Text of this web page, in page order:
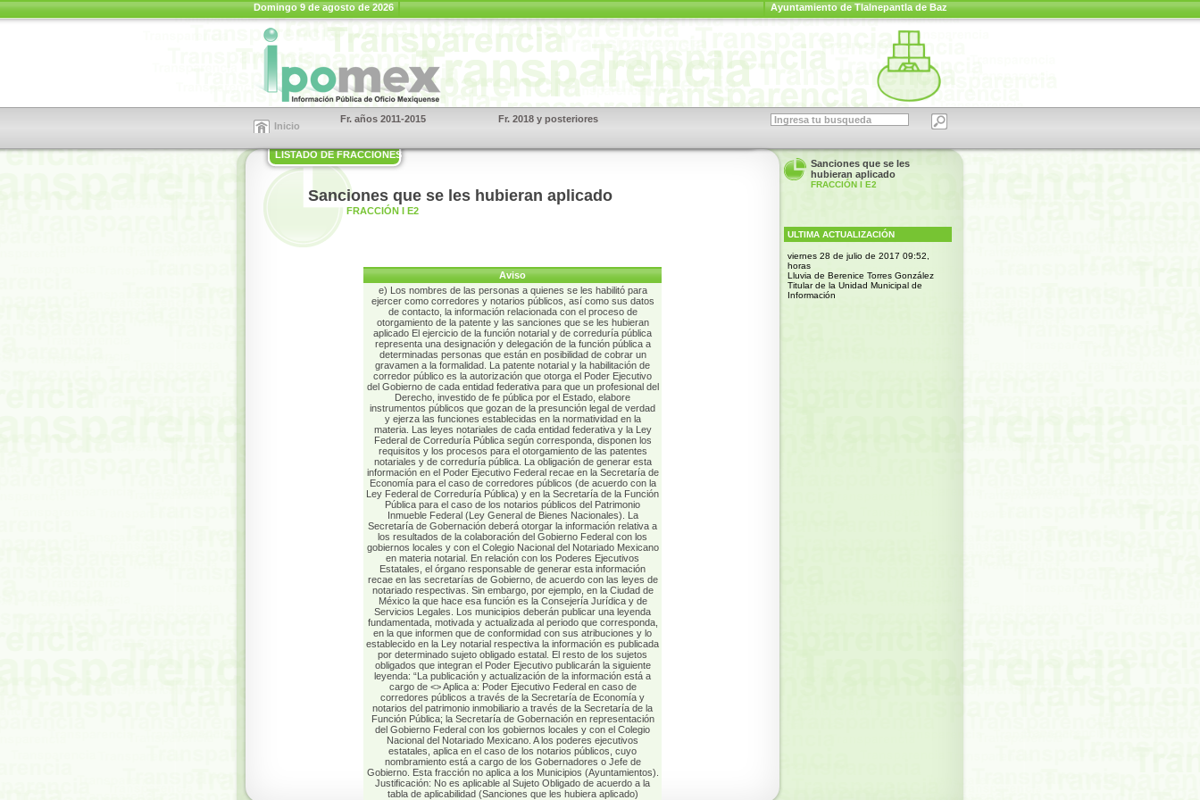
Ayuntamiento de Tlalnepantla de Baz
Domingo 9 de agosto de 2026
Inicio
Fr. años 2011-2015 Fr. 2018 y posteriores
LISTADO DE FRACCIONES
Sanciones que se les hubieran aplicado
FRACCIÓN I E2
Aviso
e) Los nombres de las personas a quienes se les habilitó para
ejercer como corredores y notarios públicos, así como sus datos
de contacto, la información relacionada con el proceso de
otorgamiento de la patente y las sanciones que se les hubieran
aplicado El ejercicio de la función notarial y de correduría pública
representa una designación y delegación de la función pública a
determinadas personas que están en posibilidad de cobrar un
gravamen a la formalidad. La patente notarial y la habilitación de
corredor público es la autorización que otorga el Poder Ejecutivo
del Gobierno de cada entidad federativa para que un profesional del
Derecho, investido de fe pública por el Estado, elabore
instrumentos públicos que gozan de la presunción legal de verdad
y ejerza las funciones establecidas en la normatividad en la
materia. Las leyes notariales de cada entidad federativa y la Ley
Federal de Correduría Pública según corresponda, disponen los
requisitos y los procesos para el otorgamiento de las patentes
notariales y de correduría pública. La obligación de generar esta
información en el Poder Ejecutivo Federal recae en la Secretaría de
Economía para el caso de corredores públicos (de acuerdo con la
Ley Federal de Correduría Pública) y en la Secretaría de la Función
Pública para el caso de los notarios públicos del Patrimonio
Inmueble Federal (Ley General de Bienes Nacionales). La
Secretaría de Gobernación deberá otorgar la información relativa a
los resultados de la colaboración del Gobierno Federal con los
gobiernos locales y con el Colegio Nacional del Notariado Mexicano
en materia notarial. En relación con los Poderes Ejecutivos
Estatales, el órgano responsable de generar esta información
recae en las secretarías de Gobierno, de acuerdo con las leyes de
notariado respectivas. Sin embargo, por ejemplo, en la Ciudad de
México la que hace esa función es la Consejería Jurídica y de
Servicios Legales. Los municipios deberán publicar una leyenda
fundamentada, motivada y actualizada al periodo que corresponda,
en la que informen que de conformidad con sus atribuciones y lo
establecido en la Ley notarial respectiva la información es publicada
por determinado sujeto obligado estatal. El resto de los sujetos
obligados que integran el Poder Ejecutivo publicarán la siguiente
leyenda: “La publicación y actualización de la información está a
cargo de <> Aplica a: Poder Ejecutivo Federal en caso de
corredores públicos a través de la Secretaría de Economía y
notarios del patrimonio inmobiliario a través de la Secretaría de la
Función Pública; la Secretaría de Gobernación en representación
del Gobierno Federal con los gobiernos locales y con el Colegio
Nacional del Notariado Mexicano. A los poderes ejecutivos
estatales, aplica en el caso de los notarios públicos, cuyo
nombramiento está a cargo de los Gobernadores o Jefe de
Gobierno. Esta fracción no aplica a los Municipios (Ayuntamientos).
Justificación: No es aplicable al Sujeto Obligado de acuerdo a la
tabla de aplicabilidad (Sanciones que les hubiera aplicado)
Sanciones que se les
hubieran aplicado
FRACCIÓN I E2
ULTIMA ACTUALIZACIÓN
viernes 28 de julio de 2017 09:52,
horas
Lluvia de Berenice Torres González
Titular de la Unidad Municipal de
Información